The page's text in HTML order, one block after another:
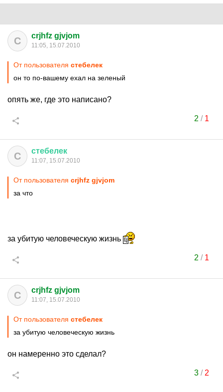
C crjhfz gjvjom
11:05, 15.07.2010
От пользователя стебелек
он то по-вашему ехал на зеленый
опять же, где это написано?
2 / 1
С стебелек
11:07, 15.07.2010
От пользователя crjhfz gjvjom
за что
за убитую человеческую жизнь
2 / 1
C crjhfz gjvjom
11:07, 15.07.2010
От пользователя стебелек
за убитую человеческую жизнь
он намеренно это сделал?
3/ 2